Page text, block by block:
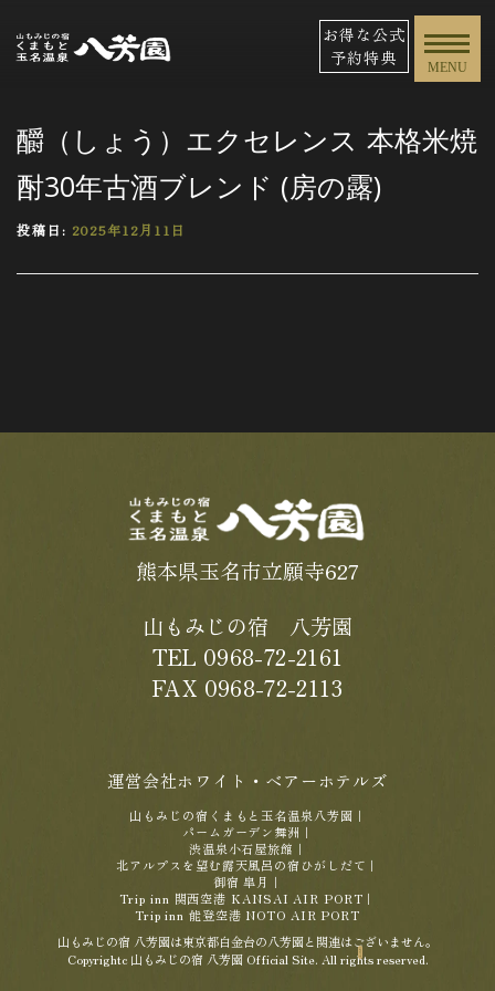
お得な公式
予約特典
MENU
釂（しょう）エクセレンス 本格米焼
酎30年古酒ブレンド (房の露)
投稿日: 2025年12月11日
熊本県玉名市立願寺627
山もみじの宿 八芳園
TEL 0968-72-2161
FAX 0968-72-2113
運営会社ホワイト・ベアーホテルズ
山もみじの宿くまもと玉名温泉八芳園 ｜
パームガーデン舞洲 ｜
渋温泉小石屋旅館 ｜
北アルプスを望む露天風呂の宿ひがしだて ｜
御宿 皐月 ｜
Trip inn 関西空港 KANSAI AIR PORT ｜
Trip inn 能登空港 NOTO AIR PORT
山もみじの宿 八芳園は東京都白金台の八芳園と関連はございません。
Copyrightc 山もみじの宿 八芳園 Official Site. All rights reserved.